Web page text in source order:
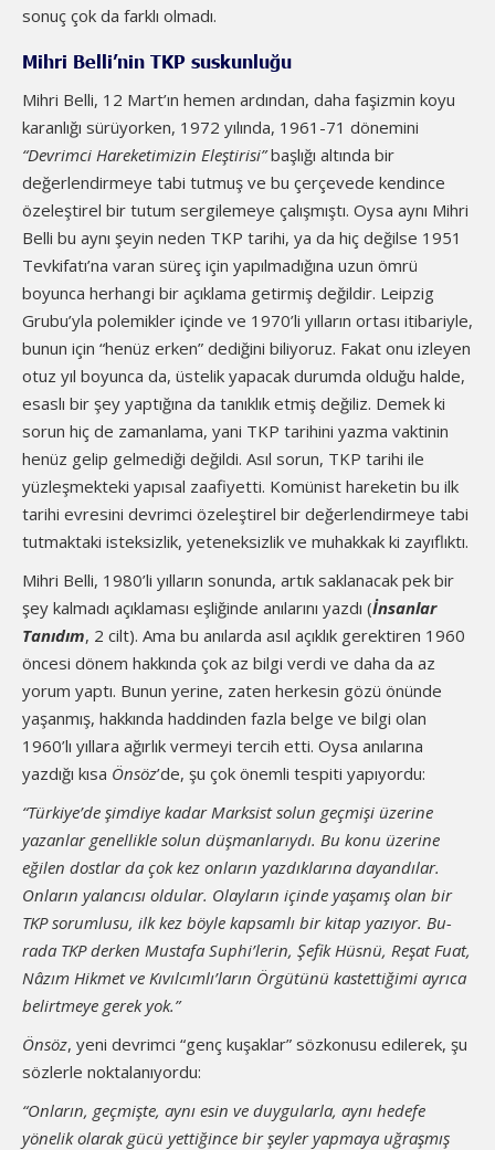
sonuç çok da farklı olmadı.
Mihri Belli’nin TKP suskunluğu
Mihri Belli, 12 Mart’ın hemen ardından, daha faşizmin koyu
karanlığı sürüyorken, 1972 yılında, 1961-71 dönemini
“Devrimci Hareketimizin Eleştirisi”başlığı altında bir
değerlendirmeye tabi tutmuş ve bu çerçevede kendince
özeleştirel bir tutum sergilemeye çalışmıştı. Oysa aynı Mihri
Belli bu aynı şeyin neden TKP tarihi, ya da hiç değilse 1951
Tevkifatı’na varan süreç için yapılmadığına uzun ömrü
boyunca herhangi bir açıklama getirmiş değildir. Leipzig
Grubu’yla polemikler içinde ve 1970’li yılların ortası itibariyle,
bunun için “henüz erken” dediğini biliyoruz. Fakat onu izleyen
otuz yıl boyunca da, üstelik yapacak durumda olduğu halde,
esaslı bir şey yaptığına da tanıklık etmiş değiliz. Demek ki
sorun hiç de zamanlama, yani TKP tarihini yazma vaktinin
henüz gelip gelmediği değildi. Asıl sorun, TKP tarihi ile
yüzleşmekteki yapısal zaafiyetti. Komünist hareketin bu ilk
tarihi evresini devrimci özeleştirel bir değerlendirmeye tabi
tutmaktaki isteksizlik, yeteneksizlik ve muhakkak ki zayıflıktı.
Mihri Belli, 1980’li yılların sonunda, artık saklanacak pek bir
şey kalmadı açıklaması eşliğinde anılarını yazdı (İnsanlar
Tanıdım, 2 cilt). Ama bu anılarda asıl açıklık gerektiren 1960
öncesi dönem hakkında çok az bilgi verdi ve daha da az
yorum yaptı. Bunun yerine, zaten herkesin gözü önünde
yaşanmış, hakkında haddinden fazla belge ve bilgi olan
1960’lı yıllara ağırlık vermeyi tercih etti. Oysa anılarına
yazdığı kısa Önsöz’de, şu çok önemli tespiti yapıyordu:
“Türkiye’de şimdiye kadar Marksist solun geçmişi üzerine
yazanlar genellikle solun düşmanlarıydı. Bu konu üzerine
eğilen dostlar da çok kez onların yazdıklarına dayandılar.
Onların yalancısı oldular. Olayların içinde yaşamış olan bir
TKP sorumlusu, ilk kez böyle kapsamlı bir kitap yazıyor. Bu­
rada TKP derken Mustafa Suphi’lerin, Şefik Hüsnü, Reşat Fuat,
Nâzım Hikmet ve Kıvılcımlı’ların Örgütünü kastettiğimi ayrıca
belirtmeye gerek yok.”
Önsöz, yeni devrimci “genç kuşaklar” sözkonusu edilerek, şu
sözlerle noktalanıyordu:
“Onların, geçmişte, aynı esin ve duygularla, aynı hedefe
yönelik olarak gücü yettiğince bir şeyler yapmaya uğraşmış